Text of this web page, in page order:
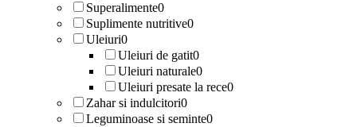
Superalimente0
Suplimente nutritive0
Uleiuri0
Uleiuri de gatit0
Uleiuri naturale0
Uleiuri presate la rece0
Zahar si indulcitori0
Leguminoase si seminte0